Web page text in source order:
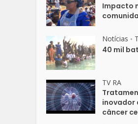
Impacto
Notícias •
40 mil
TV RA
inovador
câncer